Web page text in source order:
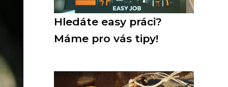
Hledáte easy práci?
Máme pro vás tipy!